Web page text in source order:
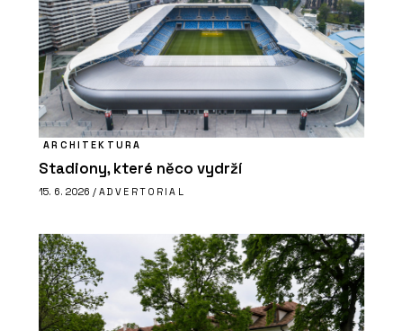
ARCHITEKTURA
Stadiony, které něco vydrží
15. 6. 2026 / ADVERTORIAL